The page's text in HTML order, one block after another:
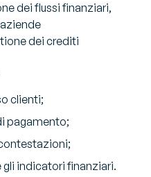
dei flussi finanziari,
dei crediti
clienti;
pagamento;
indicatori finanziari.